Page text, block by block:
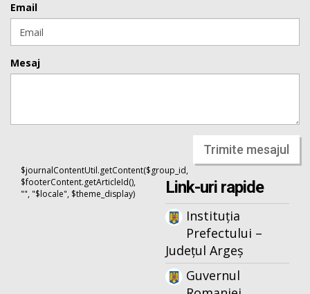
Email
Mesaj
Trimite mesajul
$journalContentUtil.getContent($group_id,
$footerContent.getArticleId(),
"", "$locale", $theme_display)
Link-uri rapide
Instituția
Prefectului –
Județul Argeș
Guvernul